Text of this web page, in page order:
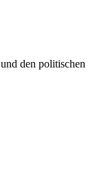
den politischen